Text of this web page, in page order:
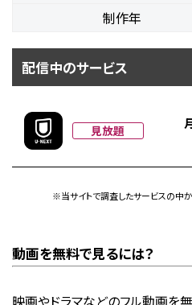
制作年
配信中のサービス
見放題
※当サイトで調査したサービスの中
動画を無料で見るには？
映画やドラマなどのフル動画を